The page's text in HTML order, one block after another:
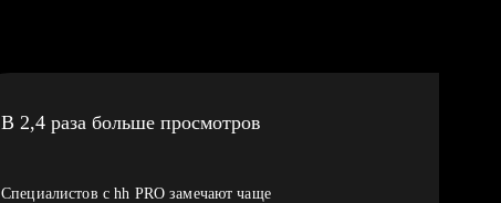
В 2,4 раза больше просмотров
Специалистов с hh PRO замечают чаще